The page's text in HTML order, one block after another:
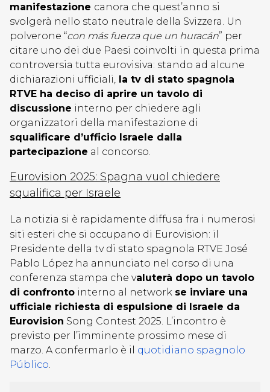
manifestazione canora che quest’anno si
svolgerà nello stato neutrale della Svizzera. Un
polverone “con más fuerza que un huracán” per
citare uno dei due Paesi coinvolti in questa prima
controversia tutta eurovisiva: stando ad alcune
dichiarazioni ufficiali, la tv di stato spagnola
RTVE ha deciso di aprire un tavolo di
discussione interno per chiedere agli
organizzatori della manifestazione di
squalificare d’ufficio Israele dalla
partecipazione al concorso.
Eurovision 2025: Spagna vuol chiedere
squalifica per Israele
La notizia si è rapidamente diffusa fra i numerosi
siti esteri che si occupano di Eurovision: il
Presidente della tv di stato spagnola RTVE José
Pablo López ha annunciato nel corso di una
conferenza stampa che valuterà dopo un tavolo
di confronto interno al network se inviare una
ufficiale richiesta di espulsione di Israele da
Eurovision Song Contest 2025. L’incontro è
previsto per l’imminente prossimo mese di
marzo. A confermarlo è il quotidiano spagnolo
Público.